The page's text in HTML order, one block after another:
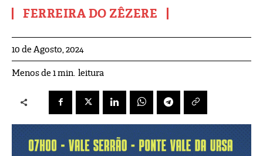
FERREIRA DO ZÊZERE
10 de Agosto, 2024
Menos de 1min. leitura